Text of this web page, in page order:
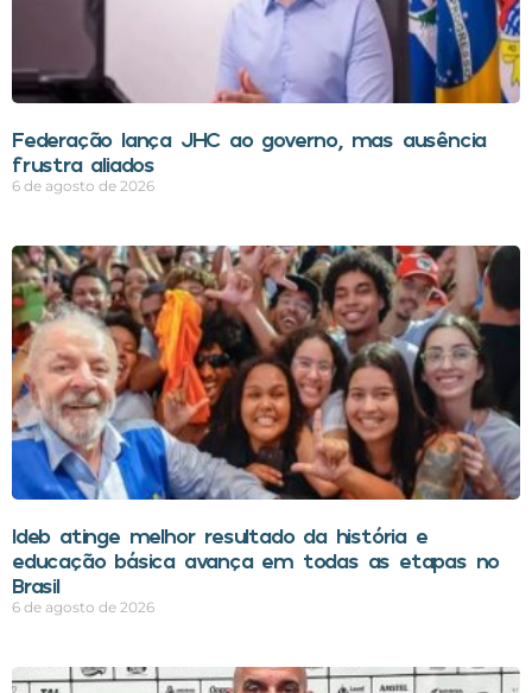
Federação lança JHC ao governo, mas ausência
frustra aliados
6 de agosto de 2026
Ideb atinge melhor resultado da história e
educação básica avança em todas as etapas no
Brasil
6 de agosto de 2026